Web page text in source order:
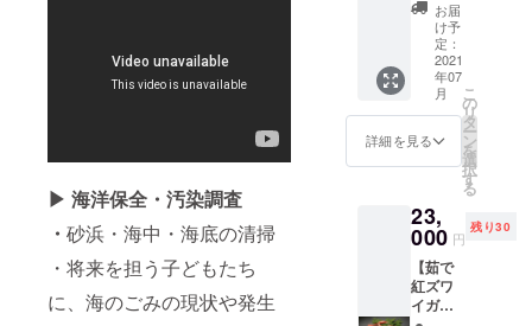
▶ 海洋保全・汚染調査
・ 砂浜・海中・海底の清掃
・将来を担う子どもたち
に、海のごみの現状や発生
候に
よって
は捕れ
ない場
合もあ
りま
す。お
届け予
性があ
ります
ので、
予めご
了承く
ださ
りを知
り尽く
した船
長が豊
富な経
験でレ
ク
チャー
者の方
から上
級者の
方まで
安心し
て楽し
鮮やか
な紅色
が特徴
の「紅
ずわい
がに」
味の特
徴は、
身の繊
くデリ
ケート
な味わ
いで、
みずみ
ずしさ
お届
け予
定：
2021
年07
月
詳細を見る
こ
の
リ
タ
ー
ン
を
選
択
す
る
23,
000 円
残り30
【茹で
紅ズワ
イガニ